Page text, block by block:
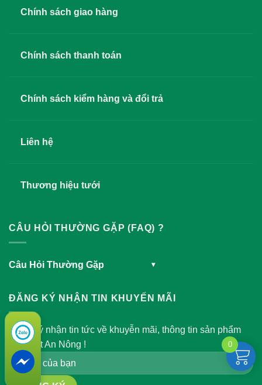
Chính sách giao hàng
Chính sách thanh toán
Chính sách kiểm hàng và đổi trả
Liên hệ
Thương hiệu tưới
CÂU HỎI THƯỜNG GẶP (FAQ) ?
Câu Hỏi Thường Gặp ▾
ĐĂNG KÝ NHẬN TIN KHUYẾN MÃI
Đăng ký nhận tin tức về khuyễn mãi, thông tin sản phẩm
của Việt An Nông !
0